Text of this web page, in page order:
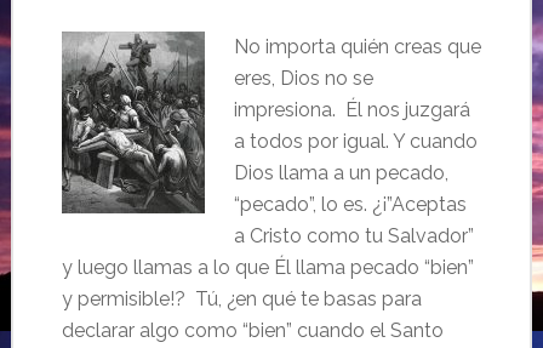
No importa quién creas que
eres, Dios no se
impresiona. Él nos juzgará
a todos por igual. Y cuando
Dios llama a un pecado,
“pecado”, lo es. ¿¡”Aceptas
a Cristo como tu Salvador”
y luego llamas a lo que Él llama pecado “bien”
y permisible!? Tú, ¿en qué te basas para
declarar algo como “bien” cuando el Santo